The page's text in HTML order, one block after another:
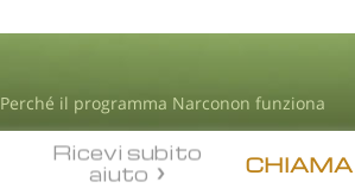
Perché il programma Narconon funziona
CHIAMA
Ricevi subito
aiuto